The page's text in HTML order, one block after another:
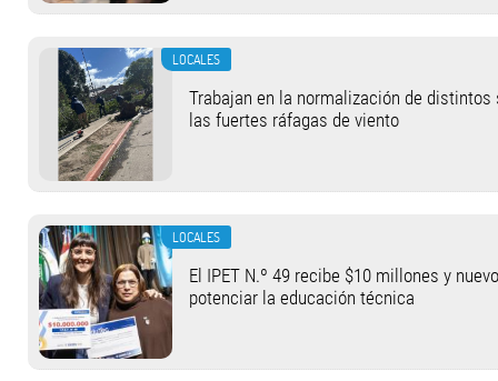
LOCALES
Trabajan en la normalización de
las fuertes ráfagas de viento
LOCALES
El IPET N.º 49 recibe $10 millones y
potenciar la educación técnica